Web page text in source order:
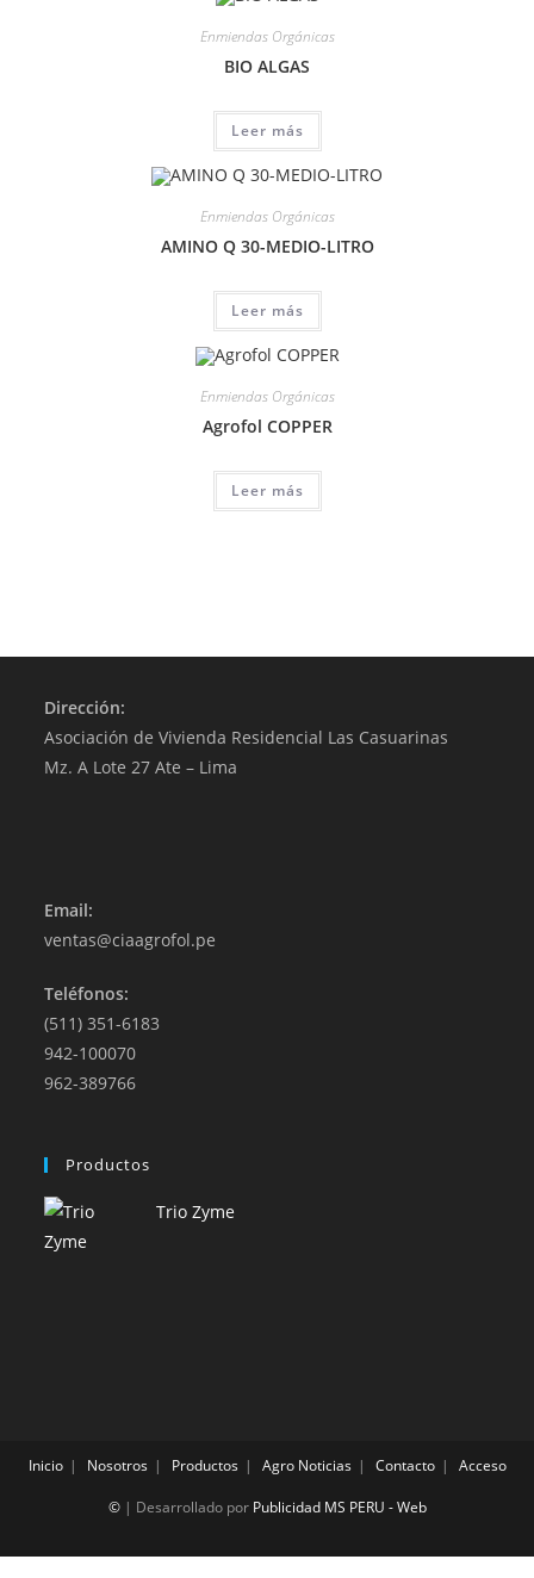
Enmiendas Orgánicas
BIO ALGAS
Leer más
Enmiendas Orgánicas
AMINO Q 30-MEDIO-LITRO
Leer más
Enmiendas Orgánicas
Agrofol COPPER
Leer más
Dirección:
Asociación de Vivienda Residencial Las Casuarinas
Mz. A Lote 27 Ate – Lima
Email:
ventas@ciaagrofol.pe
Teléfonos:
(511) 351-6183
942-100070
962-389766
Productos
Trio Zyme
Inicio Nosotros Productos Agro Noticias Contacto Acceso
©| Desarrollado por Publicidad MS PERU - Web